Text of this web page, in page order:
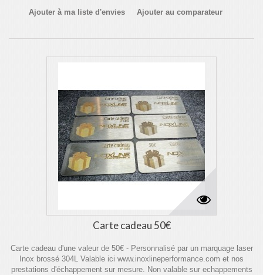
Ajouter à ma liste d'envies Ajouter au comparateur
Carte cadeau 50€
Carte cadeau d'une valeur de 50€ - Personnalisé par un marquage laser
Inox brossé 304L Valable ici www.inoxlineperformance.com et nos
prestations d'échappement sur mesure. Non valable sur echappements